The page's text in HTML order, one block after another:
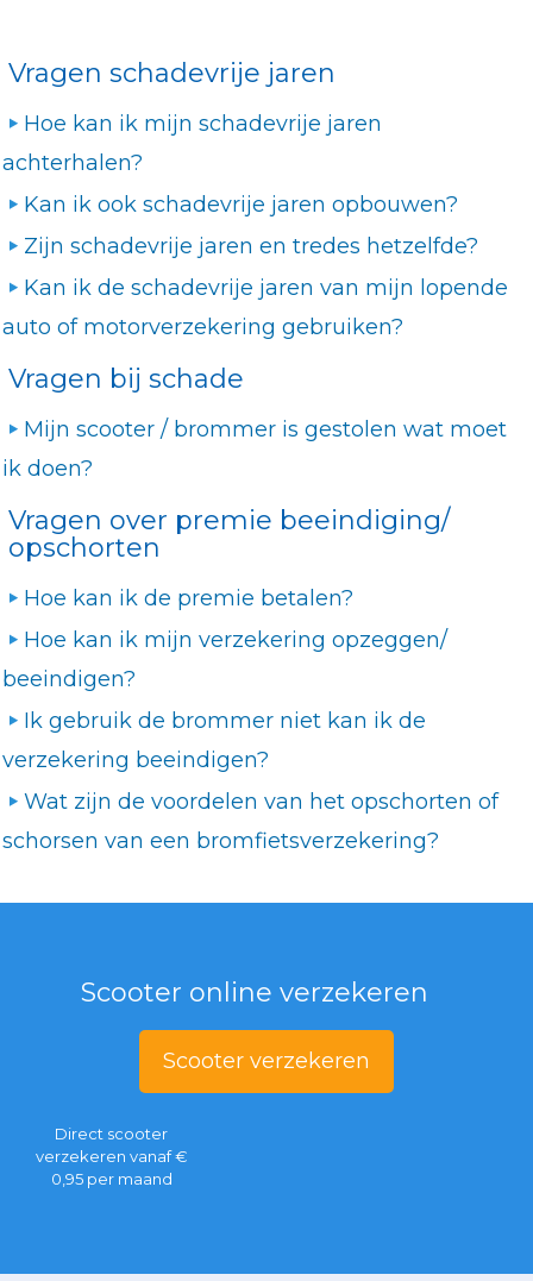
Vragen schadevrije jaren
Hoe kan ik mijn schadevrije jaren
achterhalen?
Kan ik ook schadevrije jaren opbouwen?
Zijn schadevrije jaren en tredes hetzelfde?
Kan ik de schadevrije jaren van mijn lopende
auto of motorverzekering gebruiken?
Vragen bij schade
Mijn scooter / brommer is gestolen wat moet
ik doen?
Vragen over premie beeindiging/
opschorten
Hoe kan ik de premie betalen?
Hoe kan ik mijn verzekering opzeggen/
beeindigen?
Ik gebruik de brommer niet kan ik de
verzekering beeindigen?
Wat zijn de voordelen van het opschorten of
schorsen van een bromfietsverzekering?
Scooter online verzekeren
Scooter verzekeren
Direct scooter
verzekeren vanaf €
0,95 per maand